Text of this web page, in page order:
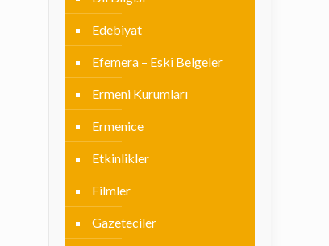
Edebiyat
Efemera – Eski Belgeler
Ermeni Kurumları
Ermenice
Etkinlikler
Filmler
Gazeteciler